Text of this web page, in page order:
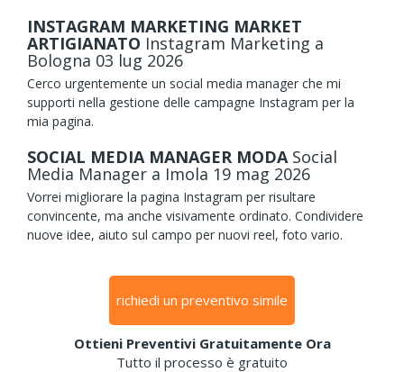
INSTAGRAM MARKETING MARKET
ARTIGIANATO Instagram Marketing a
Bologna 03 lug 2026
Cerco urgentemente un social media manager che mi
supporti nella gestione delle campagne Instagram per la
mia pagina.
SOCIAL MEDIA MANAGER MODA Social
Media Manager a Imola 19 mag 2026
Vorrei migliorare la pagina Instagram per risultare
convincente, ma anche visivamente ordinato. Condividere
nuove idee, aiuto sul campo per nuovi reel, foto vario.
richiedi un preventivo simile
Ottieni Preventivi Gratuitamente Ora
Tutto il processo è gratuito